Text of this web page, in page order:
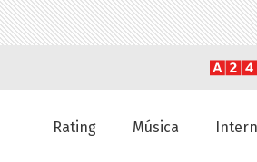
Rating Música